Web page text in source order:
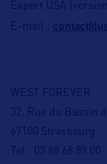
Expert USA
E-mail :
WEST FOREVER
32, Rue du Bassin
67100 Strasbourg
Tel : 03 88 68 89 00